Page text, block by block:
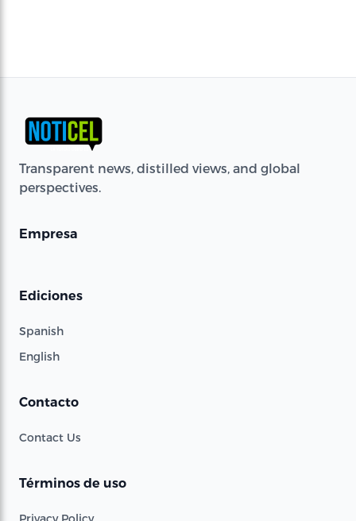
Transparent news, distilled views, and global
perspectives.
Empresa
Ediciones
Spanish
English
Contacto
Contact Us
Términos de uso